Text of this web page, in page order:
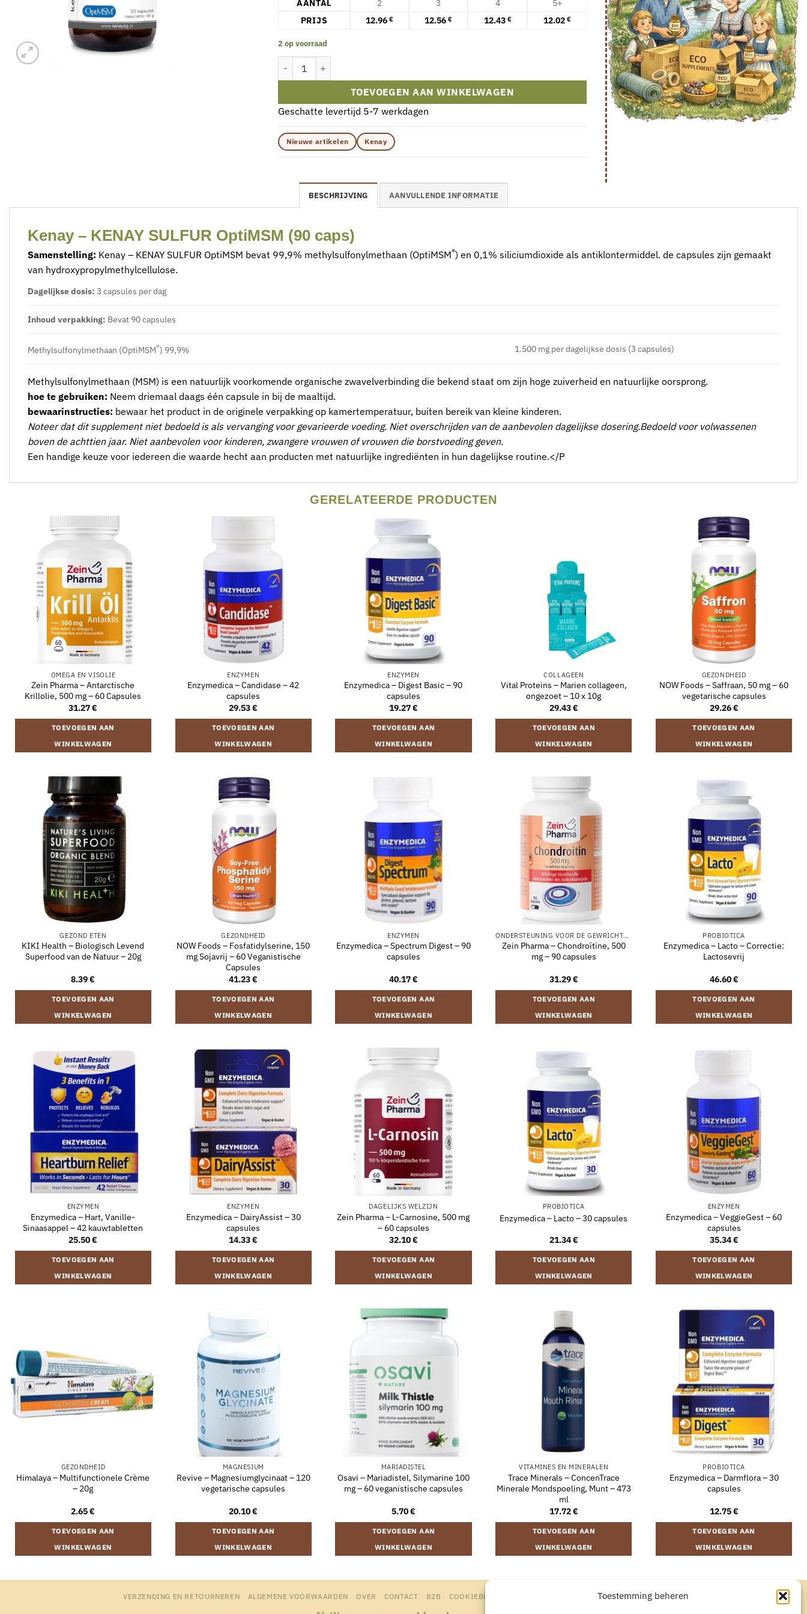
Toestemming beheren
AANTAL 2 3 4
5+
PRIJS
12.96 € 12.56 € 12.43 € 12.02 €
2 op voorraad
TOEVOEGEN AAN WINKELWAGEN
Geschatte levertijd 5-7 werkdagen
Nieuwe artikelen Kenay
BESCHRIJVING AANVULLENDE INFORMATIE
Kenay – KENAY SULFUR OptiMSM (90 caps)
Samenstelling: Kenay – KENAY SULFUR OptiMSM bevat 99,9% methylsulfonylmethaan (OptiMSM®) en 0,1% siliciumdioxide als antiklontermiddel. de capsules zijn gemaakt
van hydroxypropylmethylcellulose.
Dagelijkse dosis: 3 capsules per dag
Inhoud verpakking: Bevat 90 capsules
Methylsulfonylmethaan (OptiMSM®) 99,9% 1.500 mg per dagelijkse dosis (3 capsules)
Methylsulfonylmethaan (MSM) is een natuurlijk voorkomende organische zwavelverbinding die bekend staat om zijn hoge zuiverheid en natuurlijke oorsprong.
hoe te gebruiken: Neem driemaal daags één capsule in bij de maaltijd.
bewaarinstructies: bewaar het product in de originele verpakking op kamertemperatuur, buiten bereik van kleine kinderen.
Noteer dat dit supplement niet bedoeld is als vervanging voor gevarieerde voeding. Niet overschrijden van de aanbevolen dagelijkse dosering.Bedoeld voor volwassenen
boven de achttien jaar. Niet aanbevolen voor kinderen, zwangere vrouwen of vrouwen die borstvoeding geven.
Een handige keuze voor iedereen die waarde hecht aan producten met natuurlijke ingrediënten in hun dagelijkse routine.</P
GERELATEERDE PRODUCTEN
OMEGA EN VISOLIE
Zein Pharma – Antarctische
Krillolie, 500 mg – 60 Capsules
31.27€
TOEVOEGEN AAN
WINKELWAGEN
ENZYMEN
Enzymedica – Candidase – 42
capsules
29.53€
TOEVOEGEN AAN
WINKELWAGEN
ENZYMEN
Enzymedica – Digest Basic – 90
capsules
19.27€
TOEVOEGEN AAN
WINKELWAGEN
COLLAGEEN
Vital Proteins – Marien collageen,
ongezoet – 10 x 10g
29.43€
TOEVOEGEN AAN
WINKELWAGEN
GEZONDHEID
NOW Foods – Saffraan, 50 mg – 60
vegetarische capsules
29.26€
TOEVOEGEN AAN
WINKELWAGEN
GEZOND ETEN
KIKI Health – Biologisch Levend
Superfood van de Natuur – 20g
8.39€
TOEVOEGEN AAN
WINKELWAGEN
GEZONDHEID
NOW Foods – Fosfatidylserine, 150
mg Sojavrij – 60 Veganistische
Capsules
41.23€
TOEVOEGEN AAN
WINKELWAGEN
ENZYMEN
Enzymedica – Spectrum Digest – 90
capsules
40.17€
TOEVOEGEN AAN
WINKELWAGEN
ONDERSTEUNING VOOR DE GEWRICHTEN
Zein Pharma – Chondroïtine, 500
mg – 90 capsules
31.29€
TOEVOEGEN AAN
WINKELWAGEN
PROBIOTICA
Enzymedica – Lacto – Correctie:
Lactosevrij
46.60€
TOEVOEGEN AAN
WINKELWAGEN
ENZYMEN
Enzymedica – Hart, Vanille-
Sinaasappel – 42 kauwtabletten
25.50€
TOEVOEGEN AAN
WINKELWAGEN
ENZYMEN
Enzymedica – DairyAssist – 30
capsules
14.33€
TOEVOEGEN AAN
WINKELWAGEN
DAGELIJKS WELZIJN
Zein Pharma – L-Carnosine, 500 mg
– 60 capsules
32.10€
TOEVOEGEN AAN
WINKELWAGEN
PROBIOTICA
Enzymedica – Lacto – 30 capsules
21.34€
TOEVOEGEN AAN
WINKELWAGEN
ENZYMEN
Enzymedica – VeggieGest – 60
capsules
35.34€
TOEVOEGEN AAN
WINKELWAGEN
GEZONDHEID
Himalaya – Multifunctionele Crème
– 20g
2.65€
TOEVOEGEN AAN
WINKELWAGEN
MAGNESIUM
Revive – Magnesiumglycinaat – 120
vegetarische capsules
20.10€
TOEVOEGEN AAN
WINKELWAGEN
MARIADISTEL
Osavi – Mariadistel, Silymarine 100
mg – 60 veganistische capsules
5.70€
TOEVOEGEN AAN
WINKELWAGEN
VITAMINES EN MINERALEN
Trace Minerals – ConcenTrace
Minerale Mondspoeling, Munt – 473
ml
17.72€
TOEVOEGEN AAN
WINKELWAGEN
PROBIOTICA
Enzymedica – Darmflora – 30
capsules
12.75€
TOEVOEGEN AAN
WINKELWAGEN
VERZENDING EN RETOURNEREN ALGEMENE VOORWAARDEN OVER CONTACT B2B COOKIEBELEID AANKOOP HERROEPEN